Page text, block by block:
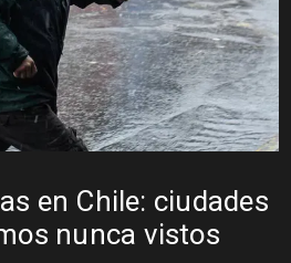
en Chile: ciudades
nunca vistos